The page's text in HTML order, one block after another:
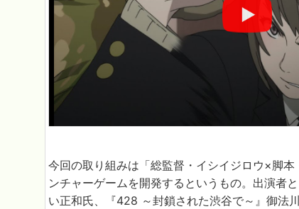
今回の取り組みは「総監督・イシイジロウ×脚
ンチャーゲームを開発するというもの。出演者
い正和氏、『428 ～封鎖された渋谷で～』御法